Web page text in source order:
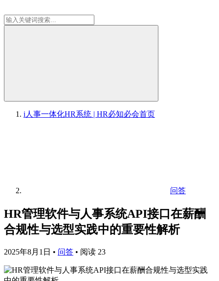
i人事一体化HR系统 | HR必知必会首页
问答
HR管理软件与人事系统API接口在薪酬
合规性与选型实践中的重要性解析
2025年8月1日 • 问答 • 阅读 23